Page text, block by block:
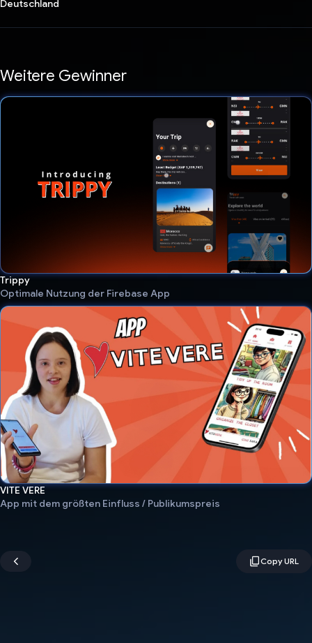
Deutschland
Weitere Gewinner
Trippy
Optimale Nutzung der Firebase App
VITE VERE
App mit dem größten Einfluss / Publikumspreis